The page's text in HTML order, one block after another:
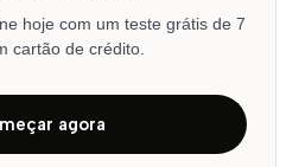
hoje com um teste grátis de 7
cartão de crédito.
agora